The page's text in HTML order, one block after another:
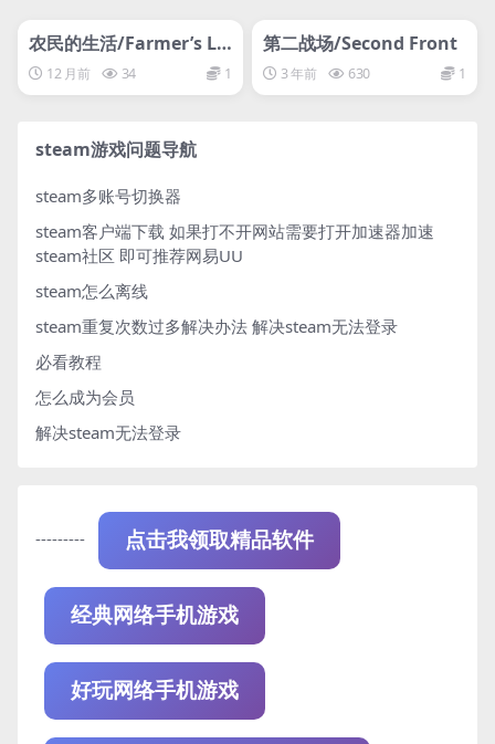
网盘下载游戏
农民的生活/Farmer’s Lif
e 12 月前 34 1
网盘下载游戏
第二战场/Second Front
3 年前 630 1
steam游戏问题导航
steam多账号切换器
steam客户端下载 如果打不开网站需要打开加速器加速
steam社区 即可推荐网易UU
steam怎么离线
steam重复次数过多解决办法 解决steam无法登录
必看教程
怎么成为会员
解决steam无法登录
--------- 点击我领取精品软件
经典网络手机游戏
好玩网络手机游戏